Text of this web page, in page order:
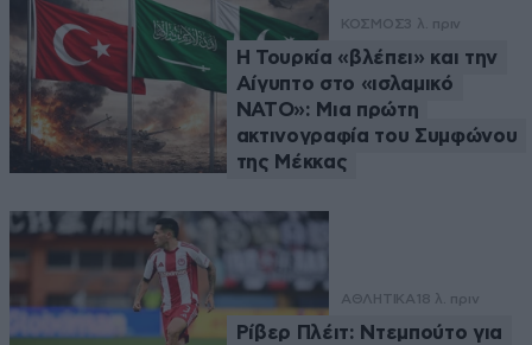
ΚΟΣΜΟΣ3 λ. πριν
Η Τουρκία «βλέπει» και την
Αίγυπτο στο «ισλαμικό
ΝΑΤΟ»: Μια πρώτη
ακτινογραφία του Συμφώνου
της Μέκκας
ΑΘΛΗΤΙΚΑ 18 λ. πριν
Ρίβερ Πλέιτ: Ντεμπούτο για